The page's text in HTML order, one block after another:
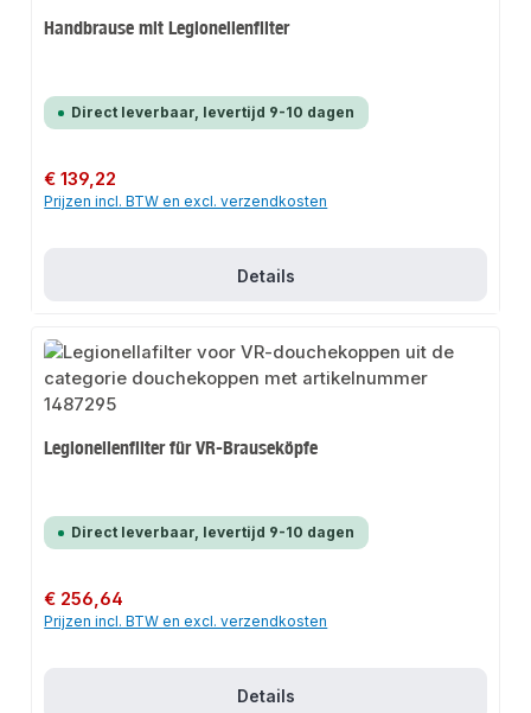
Handbrause mit Legionellenfilter
Direct leverbaar, levertijd 9-10 dagen
Normale prijs:
€ 139,22
Prijzen incl. BTW en excl. verzendkosten
Details
Legionellenfilter für VR-Brauseköpfe
Direct leverbaar, levertijd 9-10 dagen
Normale prijs:
€ 256,64
Prijzen incl. BTW en excl. verzendkosten
Details